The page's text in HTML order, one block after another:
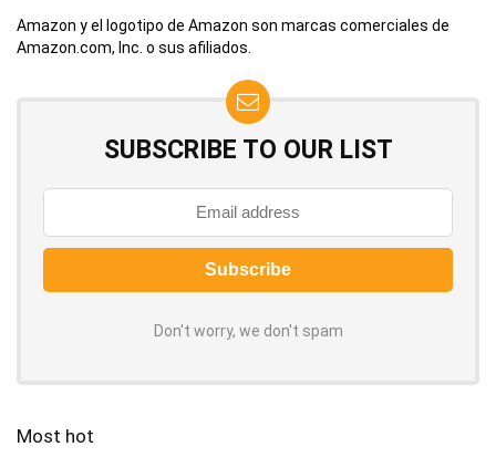
Amazon y el logotipo de Amazon son marcas comerciales de
Amazon.com, Inc. o sus afiliados.
SUBSCRIBE TO OUR LIST
Don't worry, we don't spam
Most hot